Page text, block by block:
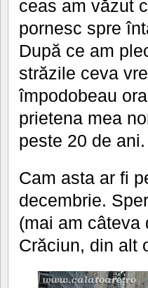
ceas am văzut
pornesc spre
După ce am
străzile ceva
împodobeau
prietena mea
peste 20 de ani.
Cam asta ar fi
decembrie.
(mai am câteva
Crăciun, din alt